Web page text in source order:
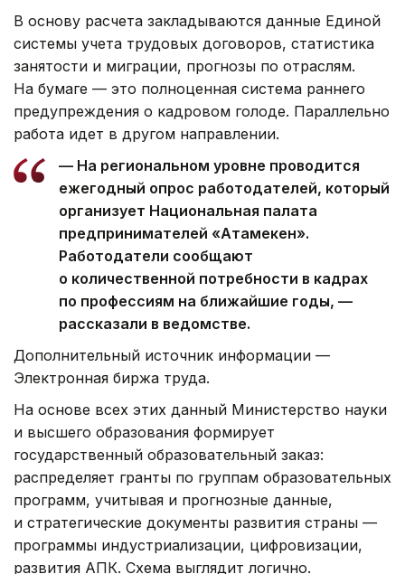
В основу расчета закладываются данные Единой
системы учета трудовых договоров, статистика
занятости и миграции, прогнозы по отраслям.
На бумаге — это полноценная система раннего
предупреждения о кадровом голоде. Параллельно
работа идет в другом направлении.
— На региональном уровне проводится
ежегодный опрос работодателей, который
организует Национальная палата
предпринимателей «Атамекен».
Работодатели сообщают
о количественной потребности в кадрах
по профессиям на ближайшие годы, —
рассказали в ведомстве.
Дополнительный источник информации —
Электронная биржа труда.
На основе всех этих данный Министерство науки
и высшего образования формирует
государственный образовательный заказ:
распределяет гранты по группам образовательных
программ, учитывая и прогнозные данные,
и стратегические документы развития страны —
программы индустриализации, цифровизации,
развития АПК. Схема выглядит логично.